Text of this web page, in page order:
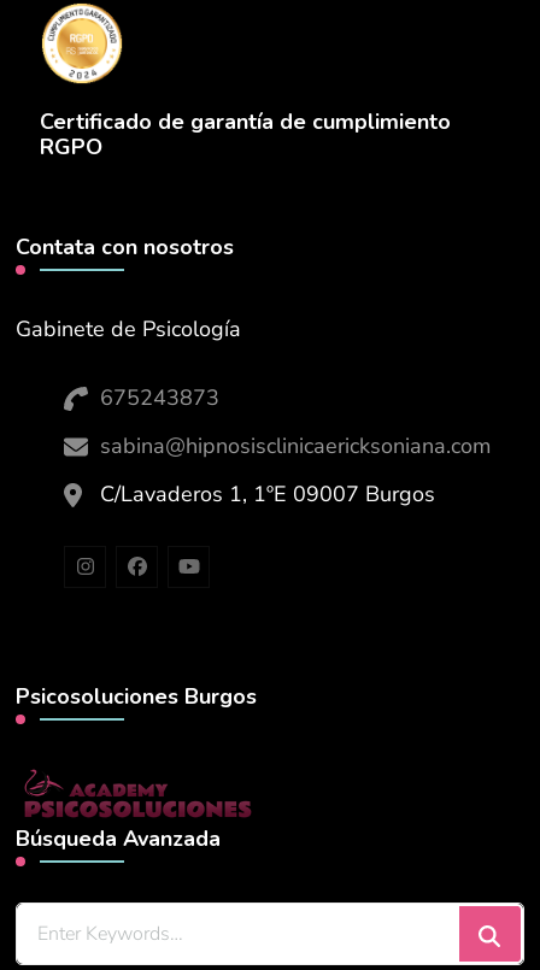
Certificado de garantía de cumplimiento
RGPO
Contata con nosotros
Gabinete de Psicología
675243873
sabina@hipnosisclinicaericksoniana.com
C/Lavaderos 1, 1ºE 09007 Burgos
Psicosoluciones Burgos
Búsqueda Avanzada